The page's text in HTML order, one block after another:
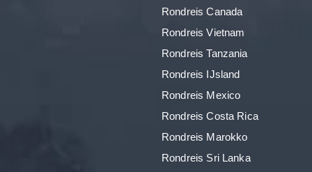
Rondreis Canada
Rondreis Vietnam
Rondreis Tanzania
Rondreis IJsland
Rondreis Mexico
Rondreis Costa Rica
Rondreis Marokko
Rondreis Sri Lanka